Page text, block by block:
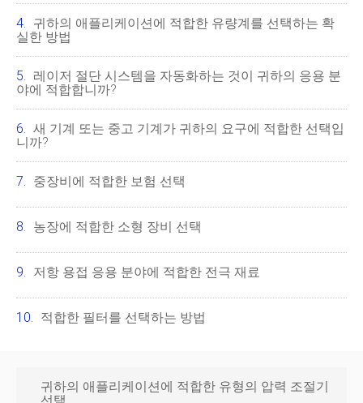
귀하의 애플리케이션에 적합한 유량계를 선택하는 확
실한 방법
레이저 절단 시스템을 자동화하는 것이 귀하의 응용 분
야에 적합합니까?
새 기계 또는 중고 기계가 귀하의 요구에 적합한 선택입
니까?
중장비에 적합한 보험 선택
농장에 적합한 소형 장비 선택
저항 용접 응용 분야에 적합한 전극 재료
적합한 필터를 선택하는 방법
귀하의 애플리케이션에 적합한 유형의 압력 조절기